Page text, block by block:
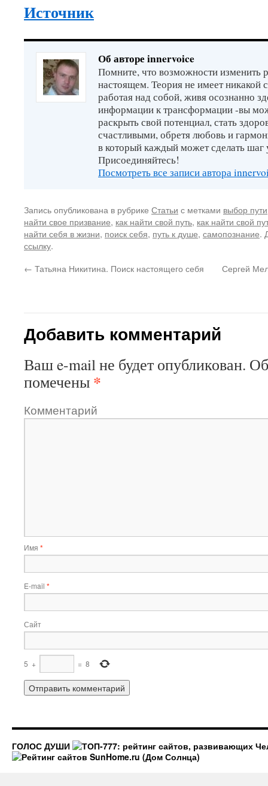
Источник
Об авторе innervoice
Помните, что возможности изменить
настоящем. Теория не имеет никакой
работая над собой, живя осознанно
информации к трансформации -вы
раскрыть свой потенциал, стать
счастливыми, обретя любовь и
в который каждый может сделать шаг
Присоединяйтесь!
Посмотреть все записи автора
Запись опубликована в рубрике Статьи с метками выбор пути
найти свое призвание, как найти свой путь, как найти свой
найти себя в жизни, поиск себя, путь к душе, самопознание.
ссылку.
← Татьяна Никитина. Поиск настоящего себя Сергей
Добавить комментарий
Ваш e-mail не будет опубликован.
помечены *
Комментарий
Имя *
E-mail *
Сайт
5 + = 8
ГОЛОС ДУШИ